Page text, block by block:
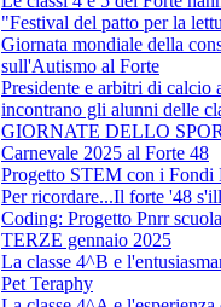
"Festival del patto per la
Giornata mondiale della
sull'Autismo al Forte
Presidente e arbitri di calcio
incontrano gli alunni delle
GIORNATE DELLO
Carnevale 2025 al Forte 48
Progetto STEM con i Fondi
Per ricordare...Il forte '48
Coding: Progetto Pnrr
TERZE gennaio 2025
La classe 4^B e
Pet Teraphy